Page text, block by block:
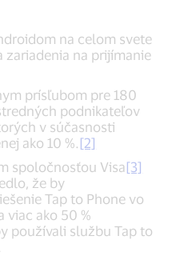
na celom svete
na prijímanie
prísľubom pre 180
podnikateľov
v súčasnosti
ako 10 %. [2]
spoločnosťou Visa[3]
že by
Tap to Phone vo
viac ako 50 %
používali službu Tap to